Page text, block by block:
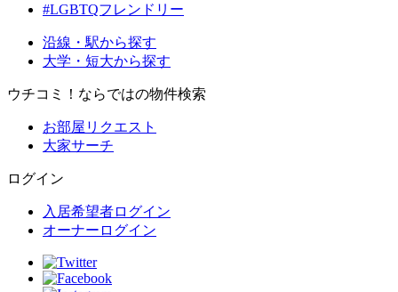
#LGBTQフレンドリー
沿線・駅から探す
大学・短大から探す
ウチコミ！ならではの物件検索
お部屋リクエスト
大家サーチ
ログイン
入居希望者ログイン
オーナーログイン